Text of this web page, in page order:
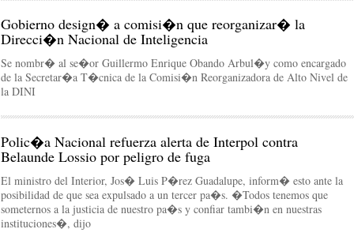
Gobierno design� a comisi�n que reorganizar� la
Direcci�n Nacional de Inteligencia
Se nombr� al se�or Guillermo Enrique Obando Arbul�y como encargado
de la Secretar�a T�cnica de la Comisi�n Reorganizadora de Alto Nivel de
la DINI
Polic�a Nacional refuerza alerta de Interpol contra
Belaunde Lossio por peligro de fuga
El ministro del Interior, Jos� Luis P�rez Guadalupe, inform� esto ante la
posibilidad de que sea expulsado a un tercer pa�s. �Todos tenemos que
someternos a la justicia de nuestro pa�s y confiar tambi�n en nuestras
instituciones�, dijo